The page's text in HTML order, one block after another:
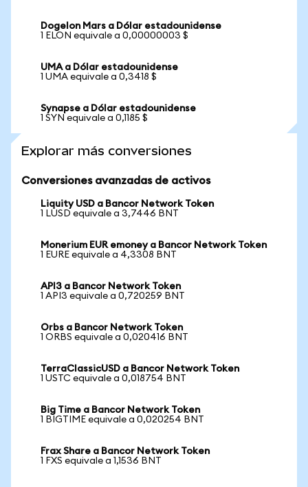
Dogelon Mars a Dólar estadounidense
1 ELON equivale a 0,00000003 $
UMA a Dólar estadounidense
1 UMA equivale a 0,3418 $
Synapse a Dólar estadounidense
1 SYN equivale a 0,1185 $
Explorar más conversiones
Conversiones avanzadas de activos
Liquity USD a Bancor Network Token
1 LUSD equivale a 3,7446 BNT
Monerium EUR emoney a Bancor Network Token
1 EURE equivale a 4,3308 BNT
API3 a Bancor Network Token
1 API3 equivale a 0,720259 BNT
Orbs a Bancor Network Token
1 ORBS equivale a 0,020416 BNT
TerraClassicUSD a Bancor Network Token
1 USTC equivale a 0,018754 BNT
Big Time a Bancor Network Token
1 BIGTIME equivale a 0,020254 BNT
Frax Share a Bancor Network Token
1 FXS equivale a 1,1536 BNT